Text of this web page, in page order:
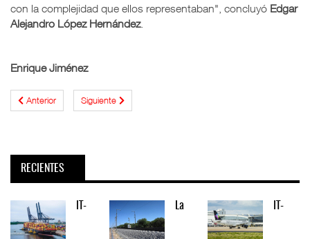
con la complejidad que ellos representaban", concluyó Edgar
Alejandro López Hernández.
Enrique Jiménez
Anterior Siguiente
RECIENTES
IT- La IT-